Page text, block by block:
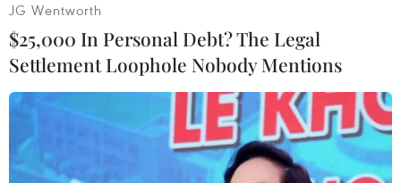
em
07/08/2026 04:28
Mỹ áp thuế 15% đối với nguyên liệu
quan trọng để sản xuất chip
07/08/2026 00:56
JG Wentworth
$25,000 In Personal Debt? The Legal
Settlement Loophole Nobody Mentions